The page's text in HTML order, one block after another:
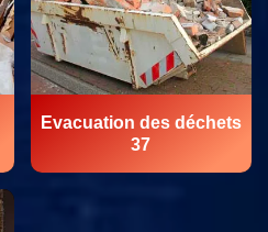
Evacuation des déchets
37